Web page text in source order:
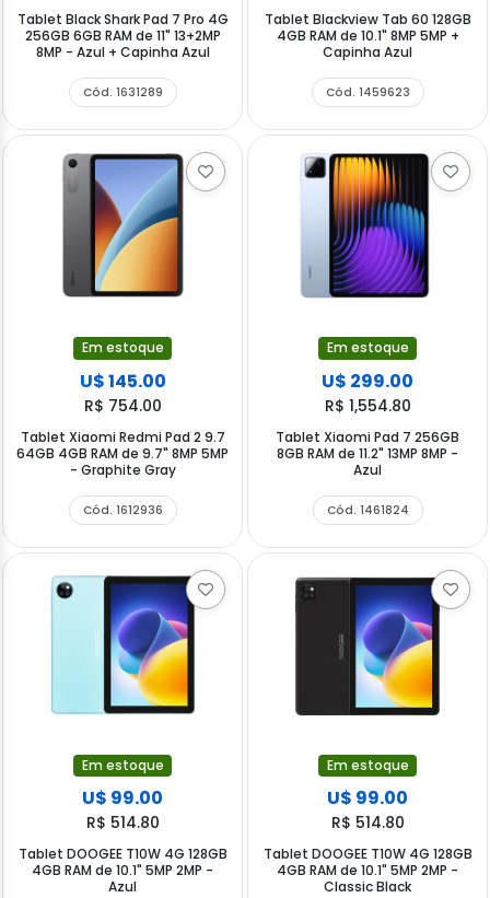
Tablet Black Shark Pad 7 Pro 4G
256GB 6GB RAM de 11" 13+2MP
8MP - Azul + Capinha Azul
Cód. 1631289
Tablet Blackview Tab 60 128GB
4GB RAM de 10.1" 8MP 5MP +
Capinha Azul
Cód. 1459623
Em estoque
U$ 145.00
R$ 754.00
Tablet Xiaomi Redmi Pad 2 9.7
64GB 4GB RAM de 9.7" 8MP 5MP
- Graphite Gray
Cód. 1612936
Em estoque
U$ 299.00
R$ 1,554.80
Tablet Xiaomi Pad 7 256GB
8GB RAM de 11.2" 13MP 8MP -
Azul
Cód. 1461824
Em estoque
U$ 99.00
R$ 514.80
Tablet DOOGEE T10W 4G 128GB
4GB RAM de 10.1" 5MP 2MP -
Azul
Em estoque
U$ 99.00
R$ 514.80
Tablet DOOGEE T10W 4G 128GB
4GB RAM de 10.1" 5MP 2MP -
Classic Black